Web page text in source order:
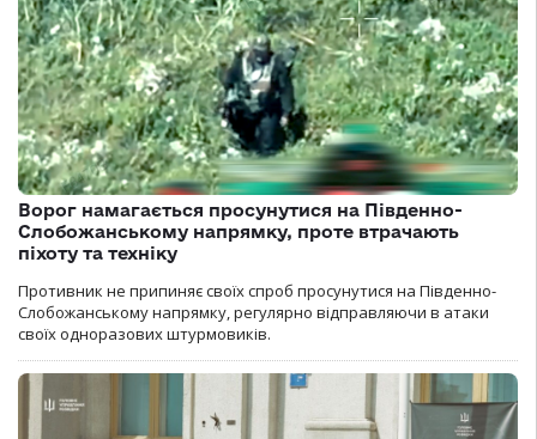
Ворог намагається просунутися на Південно-
Слобожанському напрямку, проте втрачають
піхоту та техніку
Противник не припиняє своїх спроб просунутися на Південно-
Слобожанському напрямку, регулярно відправляючи в атаки
своїх одноразових штурмовиків.